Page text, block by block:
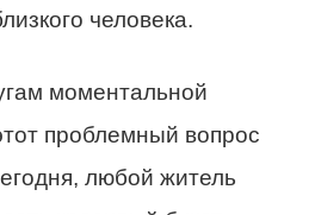
человека.
моментальной
проблемный вопрос
любой житель